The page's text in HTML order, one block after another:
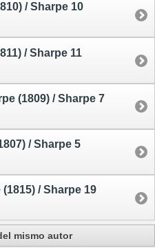
/ Sharpe 10
/ Sharpe 11
(1809) / Sharpe 7
/ Sharpe 5
/ Sharpe 19
mismo autor